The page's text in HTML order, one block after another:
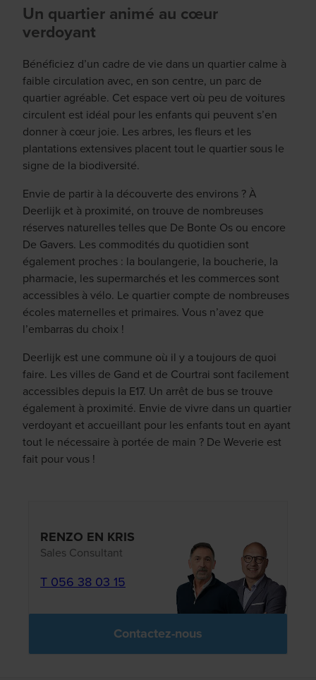
Un quartier animé au cœur
verdoyant
Bénéficiez d’un cadre de vie dans un quartier calme à
faible circulation avec, en son centre, un parc de
quartier agréable. Cet espace vert où peu de voitures
circulent est idéal pour les enfants qui peuvent s’en
donner à cœur joie. Les arbres, les fleurs et les
plantations extensives placent tout le quartier sous le
signe de la biodiversité.
Envie de partir à la découverte des environs ? À
Deerlijk et à proximité, on trouve de nombreuses
réserves naturelles telles que De Bonte Os ou encore
De Gavers. Les commodités du quotidien sont
également proches : la boulangerie, la boucherie, la
pharmacie, les supermarchés et les commerces sont
accessibles à vélo. Le quartier compte de nombreuses
écoles maternelles et primaires. Vous n’avez que
l’embarras du choix !
Deerlijk est une commune où il y a toujours de quoi
faire. Les villes de Gand et de Courtrai sont facilement
accessibles depuis la E17. Un arrêt de bus se trouve
également à proximité. Envie de vivre dans un quartier
verdoyant et accueillant pour les enfants tout en ayant
tout le nécessaire à portée de main ? De Weverie est
fait pour vous !
RENZO EN KRIS
Sales Consultant
T 056 38 03 15
Contactez-nous